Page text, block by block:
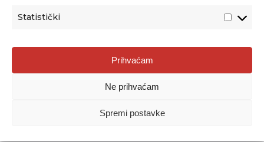
Statistički
Prihvaćam
Ne prihvaćam
Spremi postavke
Agencija za odgoj i obrazovanje
Donje Svetice 38, 10000 Zagreb
1778129
Prenošenje sadržaja dopušteno je uz navođenje izvora.